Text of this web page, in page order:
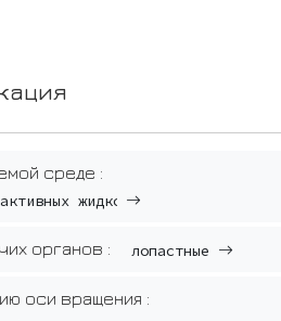
среде :
жидкостей
органов : лопастные
оси вращения :